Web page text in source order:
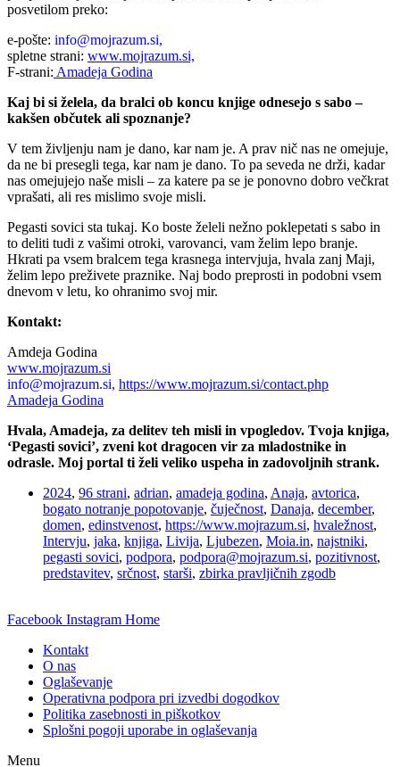
posvetilom preko:
e-pošte: info@mojrazum.si,
spletne strani: www.mojrazum.si,
F-strani: Amadeja Godina
Kaj bi si želela, da bralci ob koncu knjige odnesejo s sabo –
kakšen občutek ali spoznanje?
V tem življenju nam je dano, kar nam je. A prav nič nas ne omejuje,
da ne bi presegli tega, kar nam je dano. To pa seveda ne drži, kadar
nas omejujejo naše misli – za katere pa se je ponovno dobro večkrat
vprašati, ali res mislimo svoje misli.
Pegasti sovici sta tukaj. Ko boste želeli nežno poklepetati s sabo in
to deliti tudi z vašimi otroki, varovanci, vam želim lepo branje.
Hkrati pa vsem bralcem tega krasnega intervjuja, hvala zanj Maji,
želim lepo preživete praznike. Naj bodo preprosti in podobni vsem
dnevom v letu, ko ohranimo svoj mir.
Kontakt:
Amdeja Godina
www.mojrazum.si
info@mojrazum.si, https://www.mojrazum.si/contact.php
Amadeja Godina
Hvala, Amadeja, za delitev teh misli in vpogledov. Tvoja knjiga,
‘Pegasti sovici’, zveni kot dragocen vir za mladostnike in
odrasle. Moj portal ti želi veliko uspeha in zadovoljnih strank.
2024, 96 strani, adrian, amadeja godina, Anaja, avtorica,
bogato notranje popotovanje, čuječnost, Danaja, december,
domen, edinstvenost, https://www.mojrazum.si, hvaležnost,
Intervju, jaka, knjiga, Livija, Ljubezen, Moia.in, najstniki,
pegasti sovici, podpora, podpora@mojrazum.si, pozitivnost,
predstavitev, srčnost, starši, zbirka pravljičnih zgodb
Facebook Instagram Home
Kontakt
O nas
Oglaševanje
Operativna podpora pri izvedbi dogodkov
Politika zasebnosti in piškotkov
Splošni pogoji uporabe in oglaševanja
Menu